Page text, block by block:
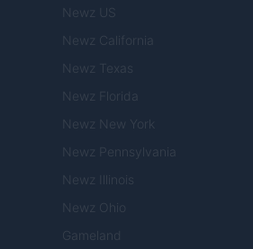
Newz US
Newz California
Newz Texas
Newz Florida
Newz New York
Newz Pennsylvania
Newz Illinois
Newz Ohio
Gameland